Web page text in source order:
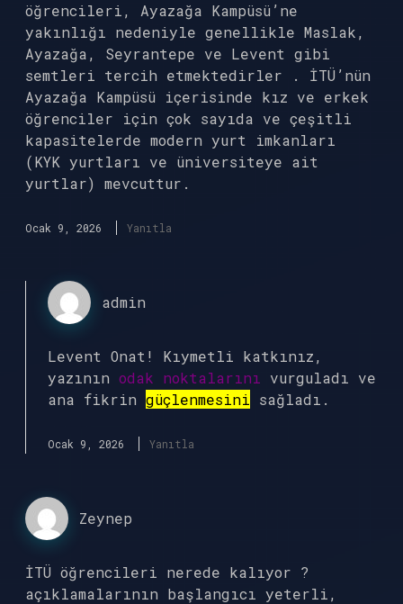
öğrencileri, Ayazağa Kampüsü’ne
yakınlığı nedeniyle genellikle Maslak,
Ayazağa, Seyrantepe ve Levent gibi
semtleri tercih etmektedirler . İTÜ’nün
Ayazağa Kampüsü içerisinde kız ve erkek
öğrenciler için çok sayıda ve çeşitli
kapasitelerde modern yurt imkanları
(KYK yurtları ve üniversiteye ait
yurtlar) mevcuttur.
Ocak 9, 2026 Yanıtla
admin
Levent Onat! Kıymetli katkınız,
yazının odak noktalarını vurguladı ve
ana fikrin güçlenmesini sağladı.
Ocak 9, 2026 Yanıtla
Zeynep
İTÜ öğrencileri nerede kalıyor ?
açıklamalarının başlangıcı yeterli,